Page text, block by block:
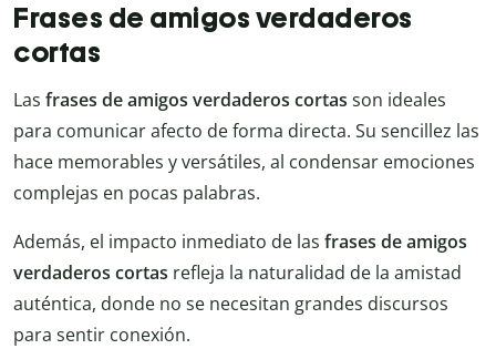
Frases de amigos verdaderos
cortas
Las frases de amigos verdaderos cortas son ideales
para comunicar afecto de forma directa. Su sencillez las
hace memorables y versátiles, al condensar emociones
complejas en pocas palabras.
Además, el impacto inmediato de las frases de amigos
verdaderos cortas refleja la naturalidad de la amistad
auténtica, donde no se necesitan grandes discursos
para sentir conexión.